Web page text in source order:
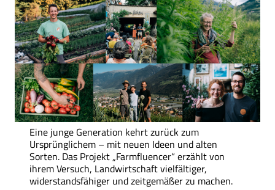
Eine junge Generation kehrt zurück zum
Ursprünglichem – mit neuen Ideen und alten
Sorten. Das Projekt „Farmfluencer“ erzählt von
ihrem Versuch, Landwirtschaft vielfältiger,
widerstandsfähiger und zeitgemäßer zu machen.